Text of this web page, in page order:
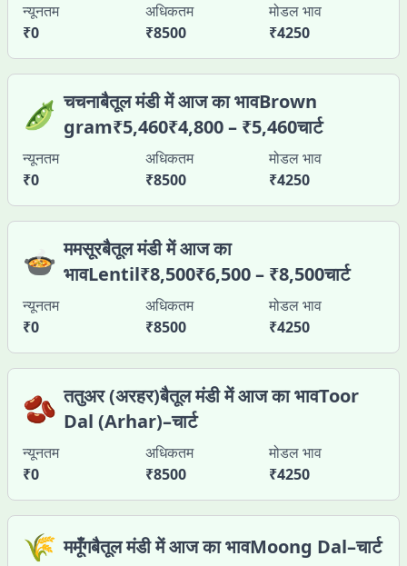
न्यूनतम
₹0
अधिकतम
₹8500
मोडल भाव
₹4250
🫛 चचनाबैतूल मंडी में आज का भावBrown
gram₹5,460₹4,800 – ₹5,460चार्ट
न्यूनतम
₹0
अधिकतम
₹8500
मोडल भाव
₹4250
🍲 ममसूरबैतूल मंडी में आज का
भावLentil₹8,500₹6,500 – ₹8,500चार्ट
न्यूनतम
₹0
अधिकतम
₹8500
मोडल भाव
₹4250
🫘 ततुअर (अरहर)बैतूल मंडी में आज का भावToor
Dal (Arhar)–चार्ट
न्यूनतम
₹0
अधिकतम
₹8500
मोडल भाव
₹4250
🌾 ममूँगबैतूल मंडी में आज का भावMoong Dal–चार्ट